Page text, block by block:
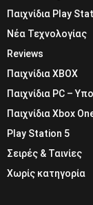
Παιχνίδια Play
Νέα Τεχνολογίας
Reviews
Παιχνίδια XBOX
Παιχνίδια PC –
Παιχνίδια Xbox
Play Station 5
Σειρές & Ταινίες
Χωρίς κατηγορία